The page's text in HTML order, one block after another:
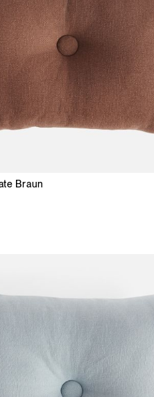
Braun